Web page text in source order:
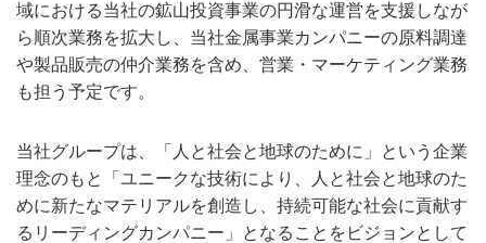
域における当社の鉱山投資事業の円滑な運営を支援しなが
ら順次業務を拡大し、当社金属事業カンパニーの原料調達
や製品販売の仲介業務を含め、営業・マーケティング業務
も担う予定です。
当社グループは、「人と社会と地球のために」という企業
理念のもと「ユニークな技術により、人と社会と地球のた
めに新たなマテリアルを創造し、持続可能な社会に貢献す
るリーディングカンパニー」となることをビジョンとして